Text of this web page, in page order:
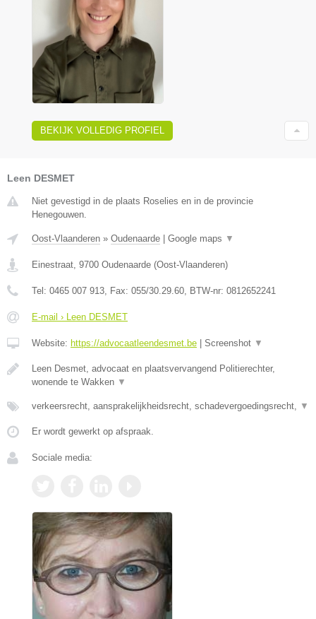
BEKIJK VOLLEDIG PROFIEL
Leen DESMET
Niet gevestigd in de plaats Roselies en in de provincie
Henegouwen.
Oost-Vlaanderen » Oudenaarde Google maps ▼
Einestraat, 9700 Oudenaarde (Oost-Vlaanderen)
Tel: 0465 007 913, Fax: 055/30.29.60, BTW-nr: 0812652241
E-mail › Leen DESMET
Website: https://advocaatleendesmet.be Screenshot ▼
Leen Desmet, advocaat en plaatsvervangend Politierechter,
wonende te Wakken ▼
verkeersrecht, aansprakelijkheidsrecht, schadevergoedingsrecht, ▼
Er wordt gewerkt op afspraak.
Sociale media: